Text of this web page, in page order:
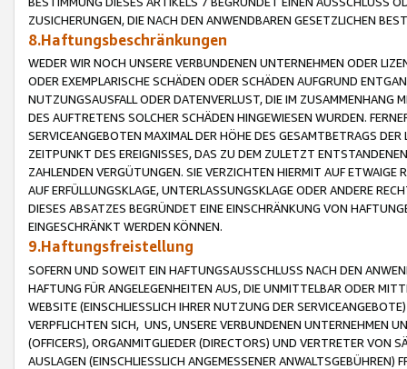
ZUSICHERUNGEN, DIE NACH DEN ANWENDBAREN GESETZLICHEN
8.Haftungsbeschränkungen
WEDER WIR NOCH UNSERE VERBUNDENEN UNTERNEHMEN ODER
ODER EXEMPLARISCHE SCHÄDEN ODER SCHÄDEN AUFGRUND
NUTZUNGSAUSFALL ODER DATENVERLUST, DIE IM ZUSAMMENHANG
DES AUFTRETENS SOLCHER SCHÄDEN HINGEWIESEN WURDEN.
SERVICEANGEBOTEN MAXIMAL DER HÖHE DES GESAMTBETRAGS
ZEITPUNKT DES EREIGNISSES, DAS ZU DEM ZULETZT
ZAHLENDEN VERGÜTUNGEN. SIE VERZICHTEN HIERMIT AUF
AUF ERFÜLLUNGSKLAGE, UNTERLASSUNGSKLAGE ODER ANDERE
DIESES ABSATZES BEGRÜNDET EINE EINSCHRÄNKUNG VON
EINGESCHRÄNKT WERDEN KÖNNEN.
9.Haftungsfreistellung
SOFERN UND SOWEIT EIN HAFTUNGSAUSSCHLUSS NACH DEN
HAFTUNG FÜR ANGELEGENHEITEN AUS, DIE UNMITTELBAR ODER
WEBSITE (EINSCHLIESSLICH IHRER NUTZUNG DER
VERPFLICHTEN SICH, UNS, UNSERE VERBUNDENEN UNTERNEHMEN
(OFFICERS), ORGANMITGLIEDER (DIRECTORS) UND VERTRETER VON
AUSLAGEN (EINSCHLIESSLICH ANGEMESSENER